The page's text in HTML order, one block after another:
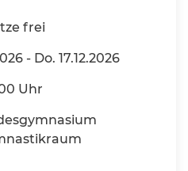
frei
- Do. 17.12.2026
Uhr